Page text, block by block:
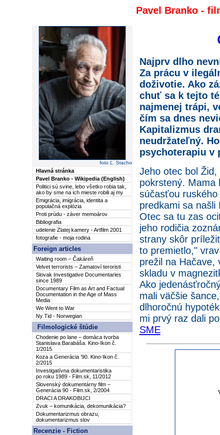
Pavel Branko -
foto Ľ. Stacho
Hlavná stránka
Pavel Branko - Wikipedia (English)
Politici sú svine, lebo všetko robia tak,
ako by sme na ich mieste robili aj my
Emigrácia, imigrácia, identita a
populačná explózia
Proti prúdu - záver memoárov
Bibliografia
udelenie Zlatej kamery - Artfilm 2001
fotografie - moja rodina
Foreign articles
Waiting room – Čakáreň
Velvet terrorists – Zamatoví teroristi
Slovak Investigative Documentaries
since 1989
Documentary Film as Art and Factual
Documentation in the Age of Mass
Media
We Went to War
Ny Tid - Norwegian
Filmologické štúdie
Chodenie po lane – domáca tvorba
Stanislava Barabáša. Kino-Ikon č.
1/2015
Koza a Generácia ’90. Kino-Ikon č.
2/2015
Investigatívna dokumentaristika
po roku 1989 - Film.sk, 11/2012
Slovenský dokumentárny film –
Generácia 90 - Film.sk, 2/2004
DRACI A DRAKOBIJCI
Zvuk – komunikácia, dekomunikácia?
Dokumentarizmus obrazu,
dokumentarizmus slov
Recenzie - Fiction
Najprv dlho
Za prácu v
doživotie. Ako
chuť sa k tejto
najmenej trápi,
čím sa dnes
Kapitalizmus
neudržateľný.
psychoterapiu v
Jeho otec bol
pokrstený. Mama
súčasťou
predkami sa našli
Otec sa tu zas
jeho rodičia
strany skôr
to premietlo,"
prežil na Hačave,
skladu v
Ako
mali väčšie
dlhoročnú
mi prvý raz dali
SME